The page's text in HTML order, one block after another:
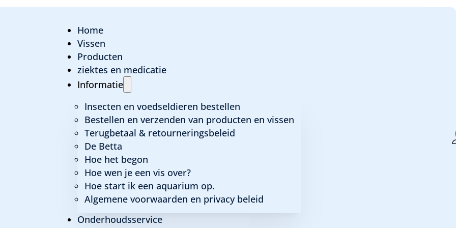
Home
Vissen
Producten
ziektes en medicatie
Informatie
Insecten en voedseldieren bestellen
Bestellen en verzenden van producten en vissen
Terugbetaal & retourneringsbeleid
De Betta
Hoe het begon
Hoe wen je een vis over?
Hoe start ik een aquarium op.
Algemene voorwaarden en privacy beleid
Onderhoudsservice
water (geen zeep of andere reinigingsmiddelen gebruiken).
hout en de planten.
en installeert u de techniek.
dat er stroming is in het hele aquarium.
een hevelslang vanaf de bodem*.